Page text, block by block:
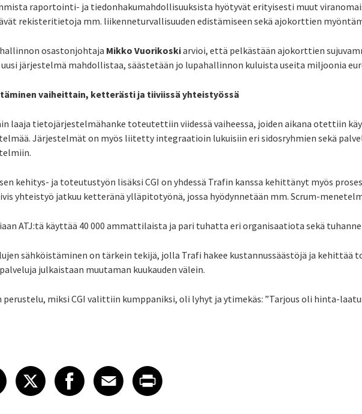
raportointi- ja tiedonhakumahdollisuuksista hyötyvät erityisesti muut
rekisteritietoja mm. liikenneturvallisuuden edistämiseen sekä ajokorttien
osastonjohtaja Mikko Vuorikoskiarvioi, että pelkästään ajokorttien
järjestelmä mahdollistaa, säästetään jo lupahallinnon kuluista useita miljoonia
vaiheittain, ketterästi ja tiiviissä yhteistyössä
laaja tietojärjestelmähanke toteutettiin viidessä vaiheessa, joiden aikana otettiin
Järjestelmät on myös liitetty integraatioin lukuisiin eri sidosryhmien sekä
kehitys- ja toteutustyön lisäksi CGI on yhdessä Trafin kanssa kehittänyt myös
yhteistyö jatkuu ketteränä ylläpitotyönä, jossa hyödynnetään mm. Scrum-
ATJ:tä käyttää 40 000 ammattilaista ja pari tuhatta eri organisaatiota sekä
sähköistäminen on tärkein tekijä, jolla Trafi hakee kustannussäästöjä ja kehittää
julkaistaan muutaman kuukauden välein.
perustelu, miksi CGI valittiin kumppaniksi, oli lyhyt ja ytimekäs: ”Tarjous oli hinta-
article on LinkedIn
LinkedIn
Share article on X
XShare article on Facebook
Facebook
Share article on Email
Email
Share article on Print